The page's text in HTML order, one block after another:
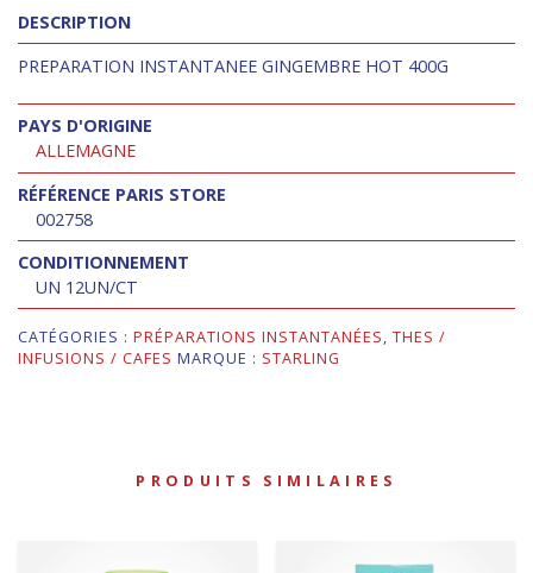
DESCRIPTION
PREPARATION INSTANTANEE GINGEMBRE HOT 400G
PAYS D'ORIGINE
ALLEMAGNE
RÉFÉRENCE PARIS STORE
002758
CONDITIONNEMENT
UN 12UN/CT
CATÉGORIES : PRÉPARATIONS INSTANTANÉES, THES /
INFUSIONS / CAFES MARQUE : STARLING
PRODUITS SIMILAIRES